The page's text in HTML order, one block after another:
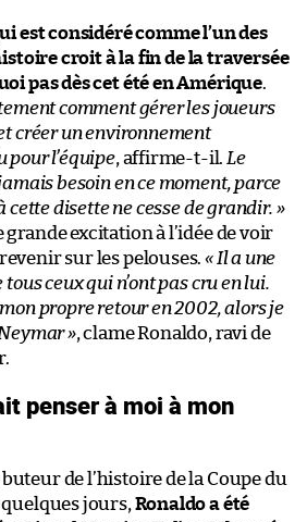
est considéré comme l’un des
croit à la fin de la traversée
pas dès cet été en Amérique.
comment gérer les joueurs
créer un environnement
pour l’équipe, affirme-t-il. Le
besoin en ce moment, parce
cette disette ne cesse de grandir. »
excitation à l’idée de voir
sur les pelouses.« Il a une
ceux qui n’ont pas cru en lui.
mon propre retour en 2002, alors je
», clame Ronaldo, ravi de
penser à moi à mon
de l’histoire de la Coupe du
jours, Ronaldo a été